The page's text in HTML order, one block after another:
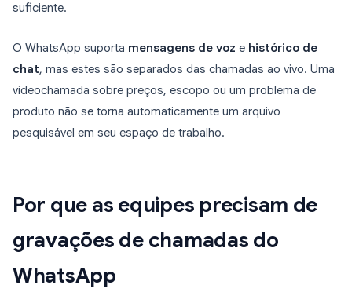
suficiente.
O WhatsApp suporta mensagens de voz e histórico de
chat, mas estes são separados das chamadas ao vivo. Uma
videochamada sobre preços, escopo ou um problema de
produto não se torna automaticamente um arquivo
pesquisável em seu espaço de trabalho.
Por que as equipes precisam de
gravações de chamadas do
WhatsApp